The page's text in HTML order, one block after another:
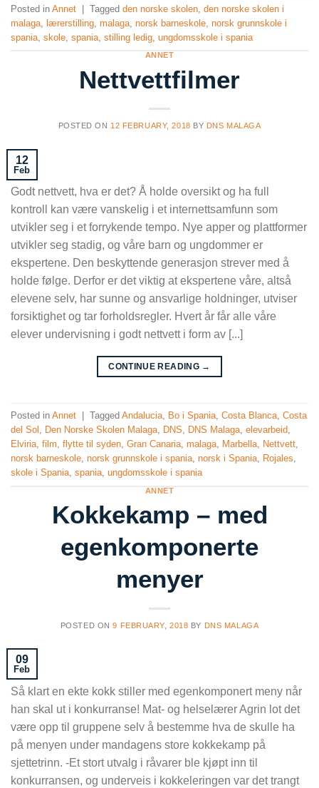
Posted in Annet | Tagged den norske skolen den norske skolen i
malaga lærerstilling malaga norsk barneskole norsk grunnskole i
spania skole spania stilling ledig ungdomsskole i spania
ANNET
Nettvettfilmer
POSTED ON12 FEBRUARY, 2018 BY DNS MALAGA
12
Feb
Godt nettvett, hva er det? Å holde oversikt og ha full
kontroll kan være vanskelig i et internettsamfunn som
utvikler seg i et forrykende tempo. Nye apper og plattformer
utvikler seg stadig, og våre barn og ungdommer er
ekspertene. Den beskyttende generasjon strever med å
holde følge. Derfor er det viktig at ekspertene våre, altså
elevene selv, har sunne og ansvarlige holdninger, utviser
forsiktighet og tar forholdsregler. Hvert år får alle våre
elever undervisning i godt nettvett i form av [...]
CONTINUE READING →
Posted in Annet Tagged Andalucia Bo i Spania Costa Blanca Costa
del Sol
Den Norske Skolen Malaga DNS DNS Malaga elevarbeid
Elviria film flytte til syden Gran Canaria malaga Marbella Nettvett
norsk barneskole norsk grunnskole i spania norsk i Spania Rojales
skole i Spania spania ungdomsskole i spania
ANNET
Kokkekamp – med
egenkomponerte
menyer
POSTED ON9 FEBRUARY, 2018 BY DNS MALAGA
09
Feb
Så klart en ekte kokk stiller med egenkomponert meny når
han skal ut i konkurranse! Mat- og helselærer Agrin lot det
være opp til gruppene selv å bestemme hva de skulle ha
på menyen under mandagens store kokkekamp på
sjettetrinn. -Et stort utvalg i råvarer ble kjøpt inn til
konkurransen, og underveis i kokkeleringen var det trangt